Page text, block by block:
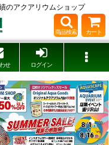
のアクアリウムショップ
商品検索 カート
せ ログイン